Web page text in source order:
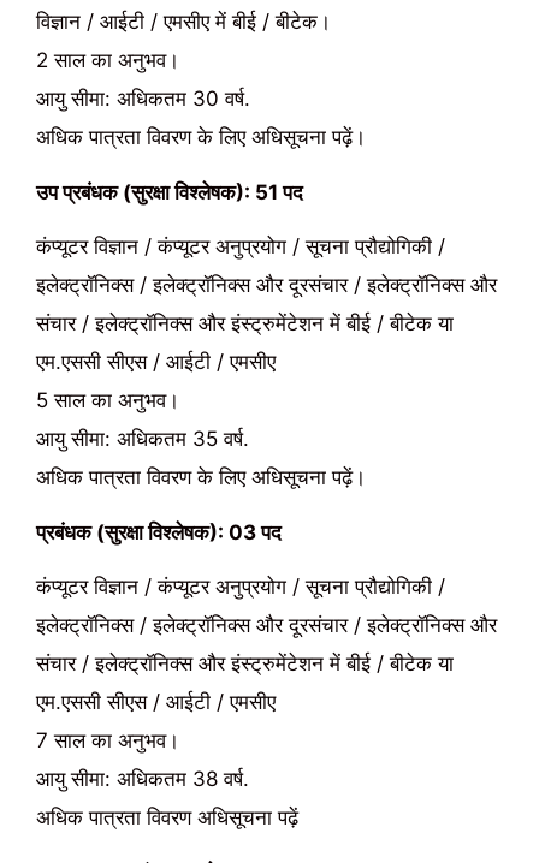
विज्ञान / आईटी / एमसीए में बीई / बीटेक।
2 साल का अनुभव।
आयु सीमा: अधिकतम 30 वर्ष.
अधिक पात्रता विवरण के लिए अधिसूचना पढ़ें।
उप प्रबंधक (सुरक्षा विश्लेषक): 51 पद
कंप्यूटर विज्ञान / कंप्यूटर अनुप्रयोग / सूचना प्रौद्योगिकी /
इलेक्ट्रॉनिक्स / इलेक्ट्रॉनिक्स और दूरसंचार / इलेक्ट्रॉनिक्स और
संचार / इलेक्ट्रॉनिक्स और इंस्ट्रुमेंटेशन में बीई / बीटेक या
एम.एससी सीएस / आईटी / एमसीए
5 साल का अनुभव।
आयु सीमा: अधिकतम 35 वर्ष.
अधिक पात्रता विवरण के लिए अधिसूचना पढ़ें।
प्रबंधक (सुरक्षा विश्लेषक): 03 पद
कंप्यूटर विज्ञान / कंप्यूटर अनुप्रयोग / सूचना प्रौद्योगिकी /
इलेक्ट्रॉनिक्स / इलेक्ट्रॉनिक्स और दूरसंचार / इलेक्ट्रॉनिक्स और
संचार / इलेक्ट्रॉनिक्स और इंस्ट्रुमेंटेशन में बीई / बीटेक या
एम.एससी सीएस / आईटी / एमसीए
7 साल का अनुभव।
आयु सीमा: अधिकतम 38 वर्ष.
अधिक पात्रता विवरण अधिसूचना पढ़ें